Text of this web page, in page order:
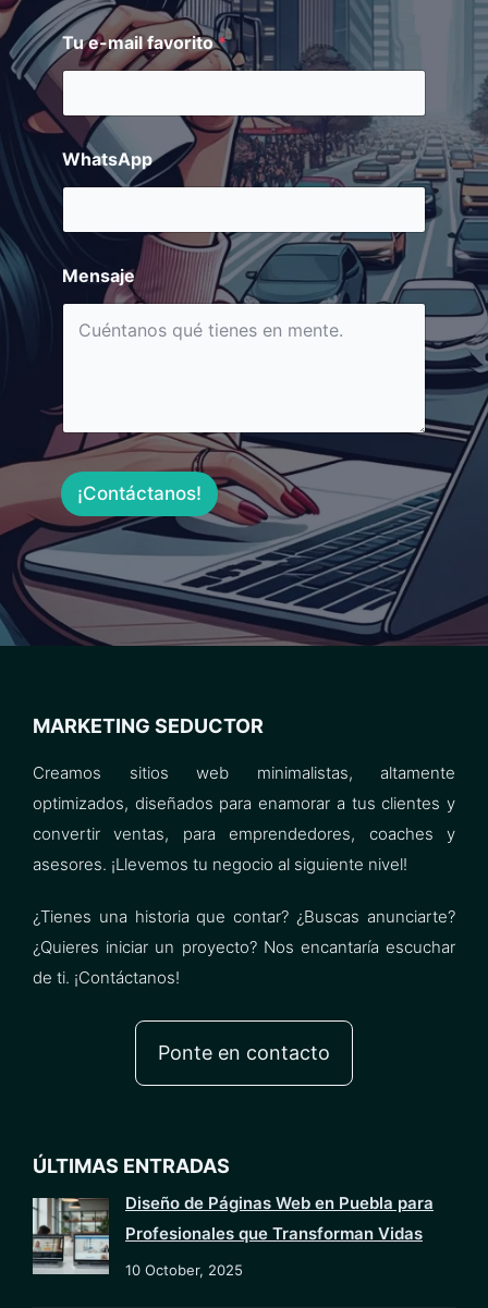
Tu e-mail favorito*
WhatsApp
Mensaje
¡Contáctanos!
MARKETING SEDUCTOR
Creamos sitios web minimalistas, altamente
optimizados, diseñados para enamorar a tus clientes y
convertir ventas, para emprendedores, coaches y
asesores. ¡Llevemos tu negocio al siguiente nivel!
¿Tienes una historia que contar? ¿Buscas anunciarte?
¿Quieres iniciar un proyecto? Nos encantaría escuchar
de ti. ¡Contáctanos!
Ponte en contacto
ÚLTIMAS ENTRADAS
Diseño de Páginas Web en Puebla para
Profesionales que Transforman Vidas
10 October, 2025